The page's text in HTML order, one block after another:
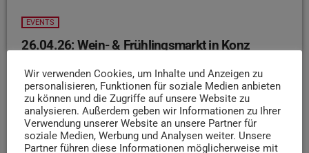
EVENTS
26.04.26: Wein- & Frühlingsmarkt in Konz
In Konz läuft am Sonntag wieder der Wein- &
Frühlingsmarkt. Mit regionalen Weinen, Live-Musik,
leckerem Essen und Programm für die ganze Familie –
inklusive Kinderkarussell.
Los geht’s ab 11 Uhr
auf dem Marktplatz, der Eintritt ist frei.
Wir verwenden Cookies, um Inhalte und Anzeigen zu
personalisieren, Funktionen für soziale Medien anbieten
zu können und die Zugriffe auf unsere Website zu
analysieren. Außerdem geben wir Informationen zu Ihrer
Verwendung unserer Website an unsere Partner für
soziale Medien, Werbung und Analysen weiter. Unsere
Partner führen diese Informationen möglicherweise mit